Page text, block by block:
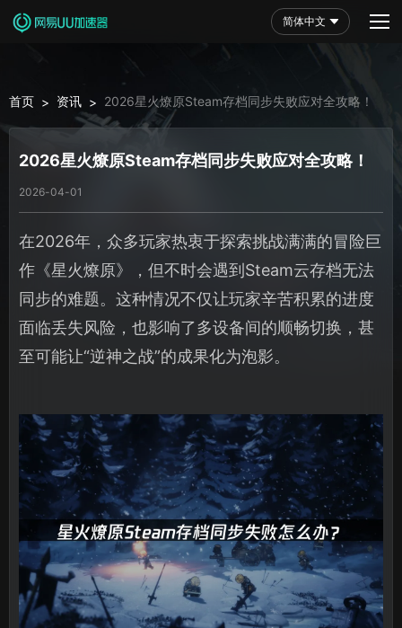
简体中文
首页 > 资讯 > 2026星火燎原Steam存档同步失败应对全攻略！
2026星火燎原Steam存档同步失败应对全攻略！
2026-04-01
在2026年，众多玩家热衷于探索挑战满满的冒险巨
作《星火燎原》，但不时会遇到Steam云存档无法
同步的难题。这种情况不仅让玩家辛苦积累的进度
面临丢失风险，也影响了多设备间的顺畅切换，甚
至可能让“逆神之战”的成果化为泡影。